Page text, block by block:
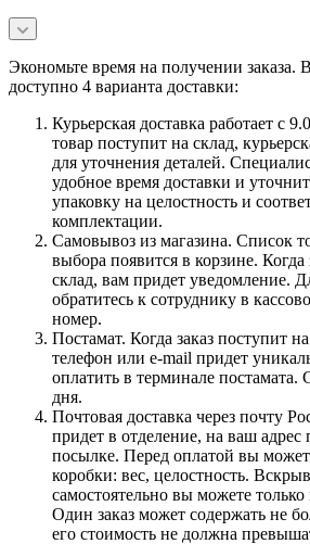
Экономьте время на получении заказа.
доступно 4 варианта доставки:
Курьерская доставка работает с
товар поступит на склад,
для уточнения деталей.
удобное время доставки и
упаковку на целостность и
комплектации.
Самовывоз из магазина. Список
выбора появится в корзине. Когда
склад, вам придет уведомление.
обратитесь к сотруднику в
номер.
Постамат. Когда заказ поступит
телефон или e-mail придет
оплатить в терминале
дня.
Почтовая доставка через почту
придет в отделение, на ваш адрес
посылке. Перед оплатой вы
коробки: вес, целостность.
самостоятельно вы можете только
Один заказ может содержать не
его стоимость не должна